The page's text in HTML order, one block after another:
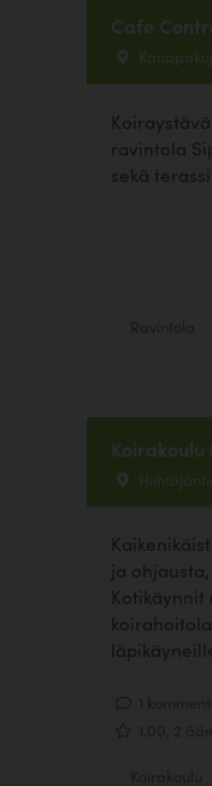
Cafe
ravintola
sekä
ja
Kotikäynnit